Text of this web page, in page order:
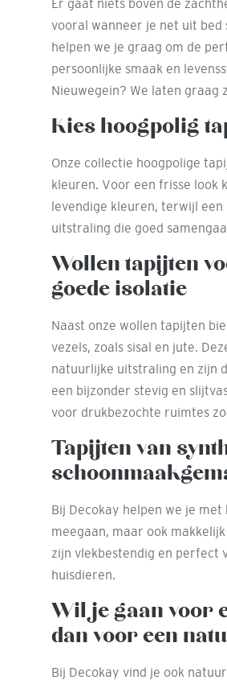
Er gaat niets boven de
vooral wanneer je net uit bed
helpen we je graag om de
persoonlijke smaak en
Nieuwegein? We laten graag
Kies hoogpolig
Onze collectie hoogpolige
kleuren. Voor een frisse look
levendige kleuren, terwijl
uitstraling die goed
Wollen tapijten
goede isolatie
Naast onze wollen tapijten
vezels, zoals sisal en jute.
natuurlijke uitstraling en zijn
een bijzonder stevig en
voor drukbezochte ruimtes
Tapijten van
Bij Decokay helpen we je
meegaan, maar ook
zijn vlekbestendig en perfect
huisdieren.
Wil je gaan voor
dan voor een
Bij Decokay vind je ook